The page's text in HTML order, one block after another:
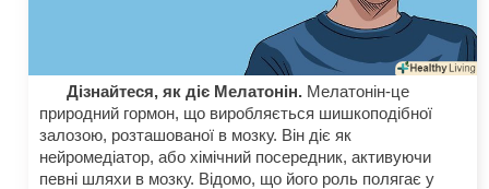
Дізнайтеся, як діє Мелатонін. Мелатонін-це
природний гормон, що виробляється шишкоподібної
залозою, розташованої в мозку. Він діє як
нейромедіатор, або хімічний посередник, активуючи
певні шляхи в мозку. Відомо, що його роль полягає у